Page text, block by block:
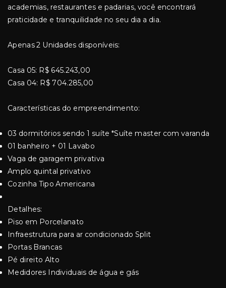
academias, restaurantes e padarias, você encontrará
praticidade e tranquilidade no seu dia a dia.
Apenas 2 Unidades disponíveis:
Casa 05: R$ 645.243,00
Casa 04: R$ 704.285,00
Características do empreendimento:
03 dormitórios sendo 1 suíte *Suíte master com varanda
01 banheiro + 01 Lavabo
Vaga de garagem privativa
Amplo quintal privativo
Cozinha Tipo Americana
Detalhes:
Piso em Porcelanato
Infraestrutura para ar condicionado Split
Portas Brancas
Pé direito Alto
Medidores Individuais de água e gás